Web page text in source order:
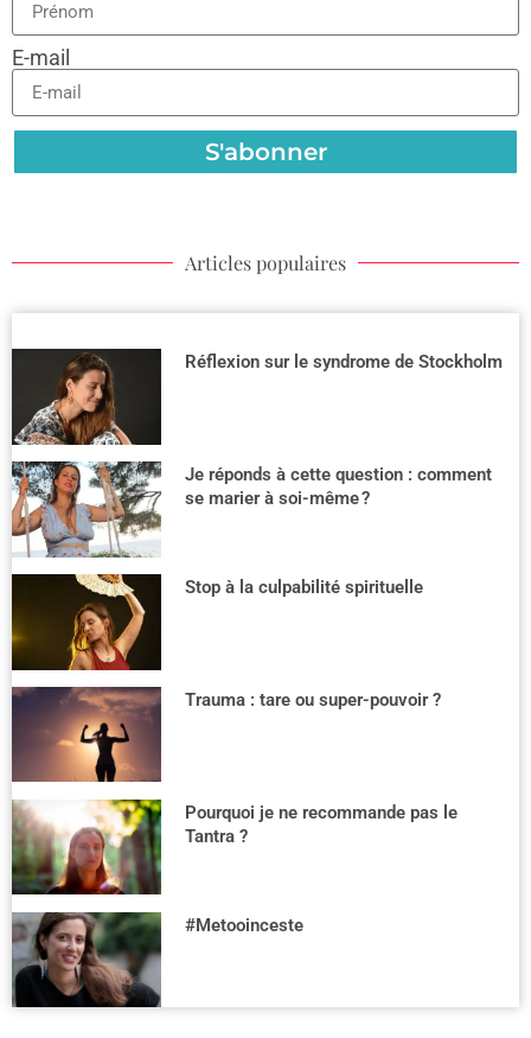
E-mail
S'abonner
Articles populaires
Réflexion sur le syndrome de Stockholm
Je réponds à cette question : comment
se marier à soi-même ?
Stop à la culpabilité spirituelle
Trauma : tare ou super-pouvoir ?
Pourquoi je ne recommande pas le
Tantra ?
#Metooinceste